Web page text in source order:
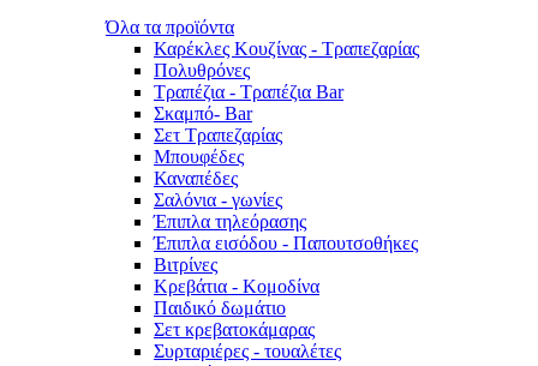
Όλα τα προϊόντα
Καρέκλες Κουζίνας - Τραπεζαρίας
Πολυθρόνες
Τραπέζια - Τραπέζια Bar
Σκαμπό- Bar
Σετ Τραπεζαρίας
Μπουφέδες
Καναπέδες
Σαλόνια - γωνίες
Έπιπλα τηλεόρασης
Έπιπλα εισόδου - Παπουτσοθήκες
Βιτρίνες
Κρεβάτια - Κομοδίνα
Παιδικό δωμάτιο
Σετ κρεβατοκάμαρας
Συρταριέρες - τουαλέτες